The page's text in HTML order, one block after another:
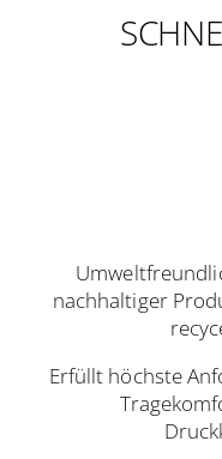
nachhaltiger
Erfüllt höchste